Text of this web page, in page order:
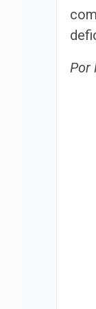
Por